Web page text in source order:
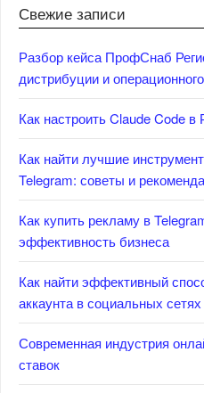
Свежие записи
Разбор кейса ПрофСнаб
дистрибуции и
Как настроить Claude Code
Как найти лучшие
Telegram: советы и
Как купить рекламу в
эффективность бизнеса
Как найти эффективный
аккаунта в социальных сетях
Современная индустрия
ставок